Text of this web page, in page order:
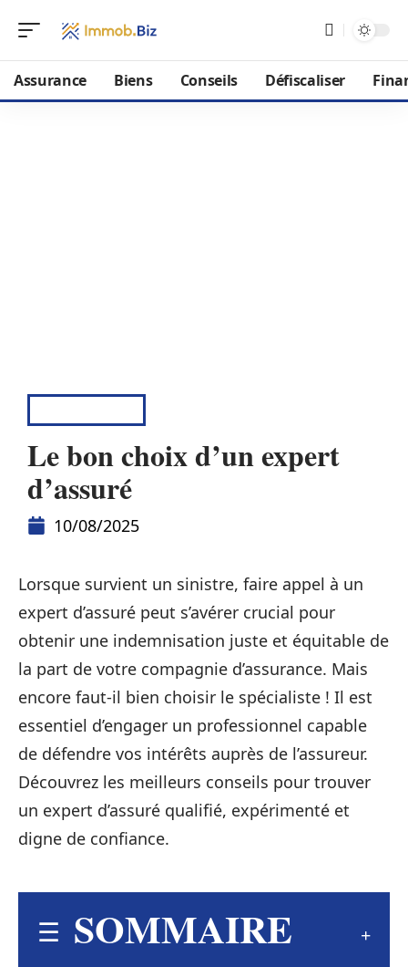
Assurance Biens Conseils Défiscaliser
Le bon choix d’un expert
d’assuré
10/08/2025
Lorsque survient un sinistre, faire appel à un
expert d’assuré peut s’avérer crucial pour
obtenir une indemnisation juste et équitable de
la part de votre compagnie d’assurance. Mais
encore faut-il bien choisir le spécialiste ! Il est
essentiel d’engager un professionnel capable
de défendre vos intérêts auprès de l’assureur.
Découvrez les meilleurs conseils pour trouver
un expert d’assuré qualifié, expérimenté et
digne de confiance.
SOMMAIRE